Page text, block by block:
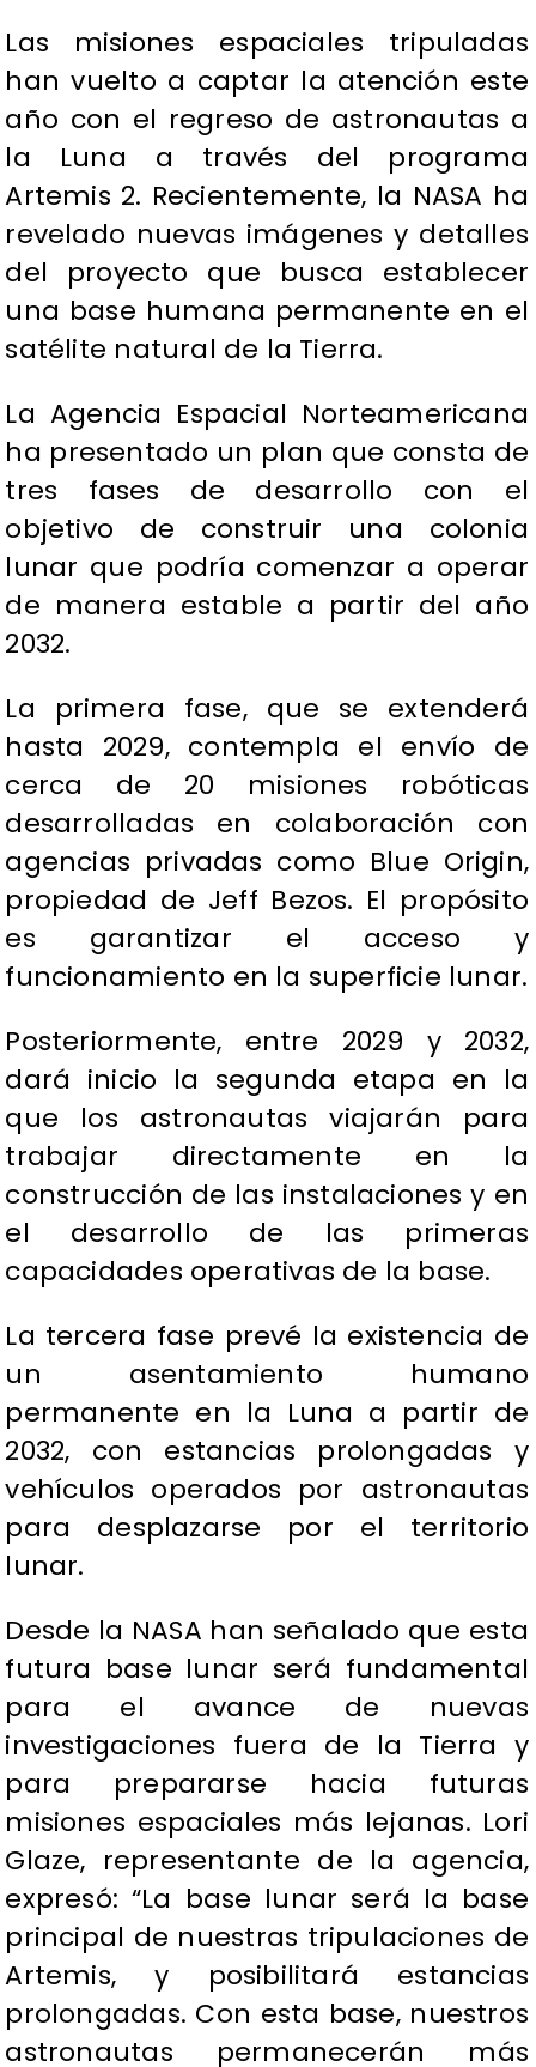
Las misiones espaciales tripuladas
han vuelto a captar la atención este
año con el regreso de astronautas a
la Luna a través del programa
Artemis 2. Recientemente, la NASA ha
revelado nuevas imágenes y detalles
del proyecto que busca establecer
una base humana permanente en el
satélite natural de la Tierra.
La Agencia Espacial Norteamericana
ha presentado un plan que consta de
tres fases de desarrollo con el
objetivo de construir una colonia
lunar que podría comenzar a operar
de manera estable a partir del año
2032.
La primera fase, que se extenderá
hasta 2029, contempla el envío de
cerca de 20 misiones robóticas
desarrolladas en colaboración con
agencias privadas como Blue Origin,
propiedad de Jeff Bezos. El propósito
es garantizar el acceso y
funcionamiento en la superficie lunar.
Posteriormente, entre 2029 y 2032,
dará inicio la segunda etapa en la
que los astronautas viajarán para
trabajar directamente en la
construcción de las instalaciones y en
el desarrollo de las primeras
capacidades operativas de la base.
La tercera fase prevé la existencia de
un asentamiento humano
permanente en la Luna a partir de
2032, con estancias prolongadas y
vehículos operados por astronautas
para desplazarse por el territorio
lunar.
Desde la NASA han señalado que esta
futura base lunar será fundamental
para el avance de nuevas
investigaciones fuera de la Tierra y
para prepararse hacia futuras
misiones espaciales más lejanas. Lori
Glaze, representante de la agencia,
expresó: “La base lunar será la base
principal de nuestras tripulaciones de
Artemis, y posibilitará estancias
prolongadas. Con esta base, nuestros
astronautas permanecerán más